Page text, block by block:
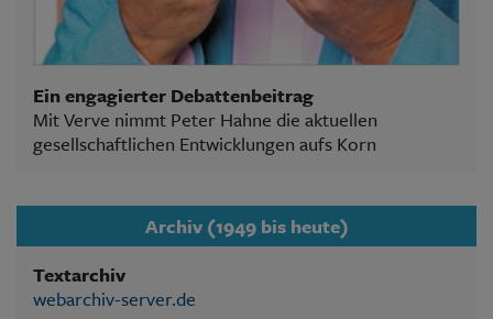
Ein engagierter Debattenbeitrag
Mit Verve nimmt Peter Hahne die aktuellen
gesellschaftlichen Entwicklungen aufs Korn
Archiv (1949 bis heute)
Textarchiv
webarchiv-server.de